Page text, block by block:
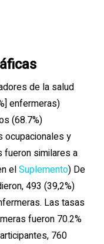
de la salud
enfermeras)
(68.7%)
ocupacionales y
similares a
elSuplemento) De
493 (39,2%)
Las tasas
fueron 70.2%
760